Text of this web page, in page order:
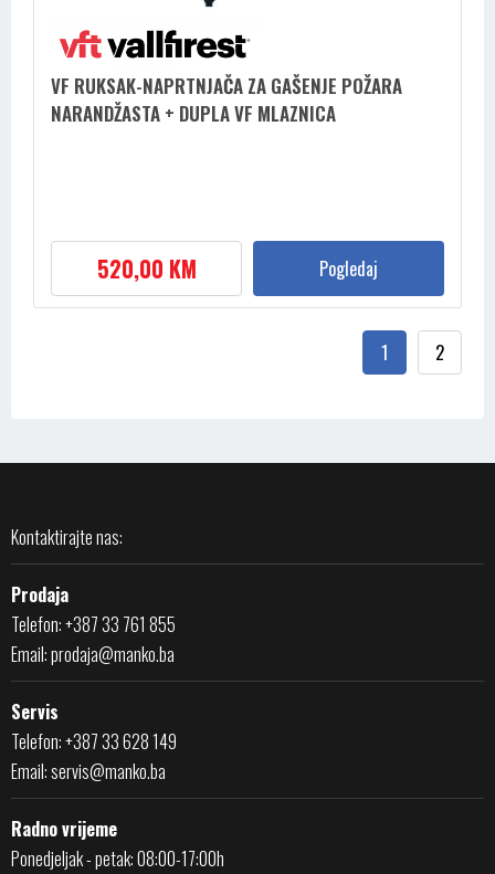
VF RUKSAK-NAPRTNJAČA ZA GAŠENJE POŽARA
NARANDŽASTA + DUPLA VF MLAZNICA
520,00 KM Pogledaj
1 2
Kontaktirajte nas:
Prodaja
Telefon: +387 33 761 855
Email:prodaja@manko.ba
Servis
Telefon: +387 33 628 149
Email:servis@manko.ba
Radno vrijeme
Ponedjeljak - petak: 08:00-17:00h